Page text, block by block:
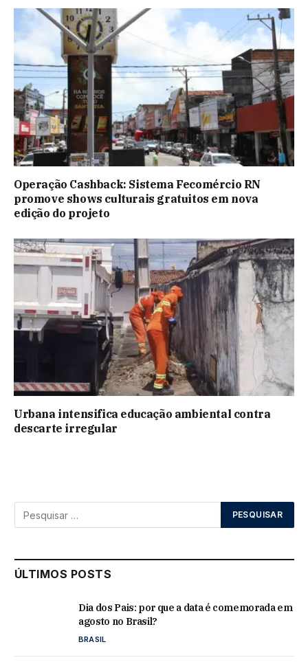
Operação Cashback: Sistema Fecomércio RN
promove shows culturais gratuitos em nova
edição do projeto
Urbana intensifica educação ambiental contra
descarte irregular
ÚLTIMOS POSTS
Dia dos Pais: por que a data é comemorada em
agosto no Brasil?
BRASIL